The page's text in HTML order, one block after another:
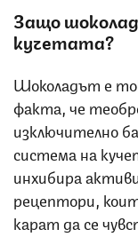
Защо
кучетата?
Шоколадът е
факта, че
изключително
система на
инхибира
рецептори,
карат да се